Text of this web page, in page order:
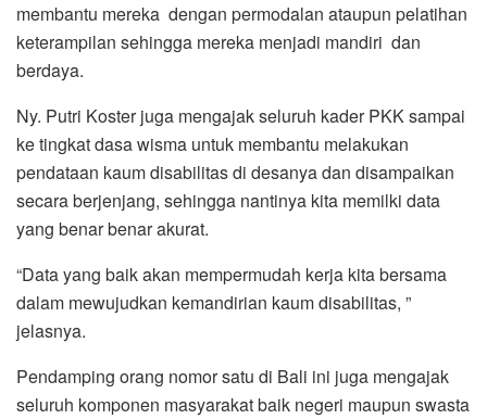
membantu mereka dengan permodalan ataupun pelatihan
keterampilan sehingga mereka menjadi mandiri dan
berdaya.
Ny. Putri Koster juga mengajak seluruh kader PKK sampai
ke tingkat dasa wisma untuk membantu melakukan
pendataan kaum disabilitas di desanya dan disampaikan
secara berjenjang, sehingga nantinya kita memilki data
yang benar benar akurat.
“Data yang baik akan mempermudah kerja kita bersama
dalam mewujudkan kemandirian kaum disabilitas, ”
jelasnya.
Pendamping orang nomor satu di Bali ini juga mengajak
seluruh komponen masyarakat baik negeri maupun swasta